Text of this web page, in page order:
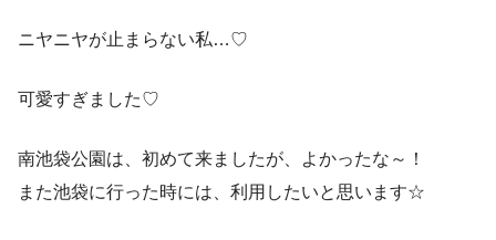
ニヤニヤが止まらない私…♡
可愛すぎました♡
南池袋公園は、初めて来ましたが、よかったな～！
また池袋に行った時には、利用したいと思います☆